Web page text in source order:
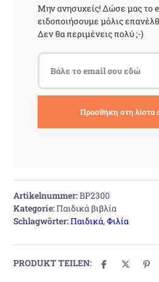
Μην ανησυχείς! Δώσε μας το
ειδοποιήσουμε μόλις
Δεν θα περιμένεις πολύ ;-)
Artikelnummer:BP2300
Kategorie:Παιδικά βιβλία
Schlagwörter:Παιδικά,Φιλία
PRODUKT TEILEN: